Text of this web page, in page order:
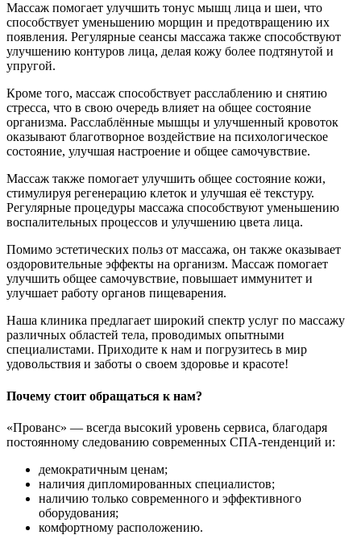
Массаж помогает улучшить тонус мышц лица и шеи, что
способствует уменьшению морщин и предотвращению их
появления. Регулярные сеансы массажа также способствуют
улучшению контуров лица, делая кожу более подтянутой и
упругой.
Кроме того, массаж способствует расслаблению и снятию
стресса, что в свою очередь влияет на общее состояние
организма. Расслаблённые мышцы и улучшенный кровоток
оказывают благотворное воздействие на психологическое
состояние, улучшая настроение и общее самочувствие.
Массаж также помогает улучшить общее состояние кожи,
стимулируя регенерацию клеток и улучшая её текстуру.
Регулярные процедуры массажа способствуют уменьшению
воспалительных процессов и улучшению цвета лица.
Помимо эстетических польз от массажа, он также оказывает
оздоровительные эффекты на организм. Массаж помогает
улучшить общее самочувствие, повышает иммунитет и
улучшает работу органов пищеварения.
Наша клиника предлагает широкий спектр услуг по массажу
различных областей тела, проводимых опытными
специалистами. Приходите к нам и погрузитесь в мир
удовольствия и заботы о своем здоровье и красоте!
Почему стоит обращаться к нам?
«Прованс» — всегда высокий уровень сервиса, благодаря
постоянному следованию современных СПА-тенденций и:
демократичным ценам;
наличия дипломированных специалистов;
наличию только современного и эффективного
оборудования;
комфортному расположению.